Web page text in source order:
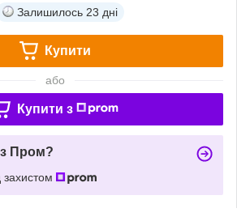
Залишилось 23 дні
Купити
або
Купити з
Пром?